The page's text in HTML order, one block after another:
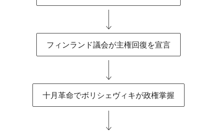
フィンランド議会が主権回復を宣言
十月革命でボリシェヴィキが政権掌握